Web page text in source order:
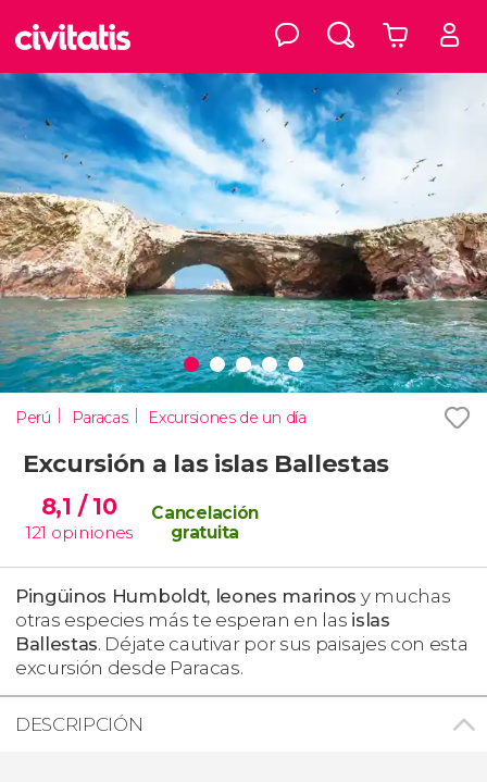
Perú Paracas Excursiones de un día
Excursión a las islas Ballestas
8,1 / 10
121 opiniones
Cancelación
gratuita
Pingüinos Humboldt, leones marinos y muchas
otras especies más te esperan en las islas
Ballestas. Déjate cautivar por sus paisajes con esta
excursión desde Paracas.
DESCRIPCIÓN